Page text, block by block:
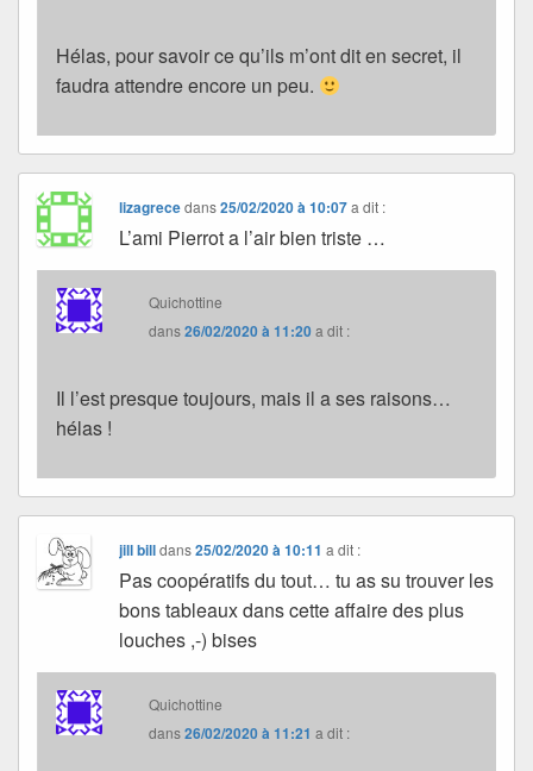
Hélas, pour savoir ce qu’ils m’ont dit en secret, il
faudra attendre encore un peu.
lizagrecedans25/02/2020 à 10:07 a dit :
L’ami Pierrot a l’air bien triste …
Quichottine
dans26/02/2020 à 11:20a dit :
Il l’est presque toujours, mais il a ses raisons…
hélas !
jill billdans25/02/2020 à 10:11 a dit :
Pas coopératifs du tout… tu as su trouver les
bons tableaux dans cette affaire des plus
louches ,-) bises
Quichottine
dans26/02/2020 à 11:21 a dit :